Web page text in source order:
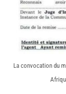
La convocation du